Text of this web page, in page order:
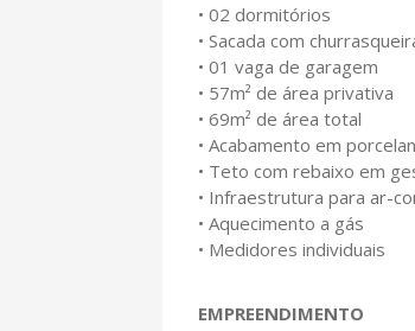
• 02 dormitórios
• Sacada com
• 01 vaga de garagem
• 57m² de área privativa
• 69m² de área total
• Acabamento em
• Teto com rebaixo em
• Infraestrutura para ar-
• Aquecimento a gás
• Medidores individuais
EMPREENDIMENTO